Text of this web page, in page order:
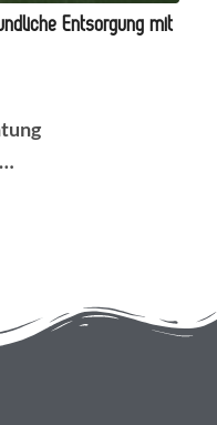
Entsorgung mit